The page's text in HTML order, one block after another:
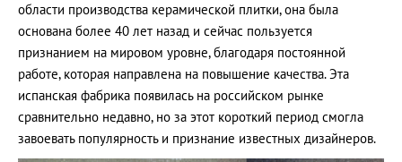
области производства керамической плитки, она была
основана более 40 лет назад и сейчас пользуется
признанием на мировом уровне, благодаря постоянной
работе, которая направлена на повышение качества. Эта
испанская фабрика появилась на российском рынке
сравнительно недавно, но за этот короткий период смогла
завоевать популярность и признание известных дизайнеров.